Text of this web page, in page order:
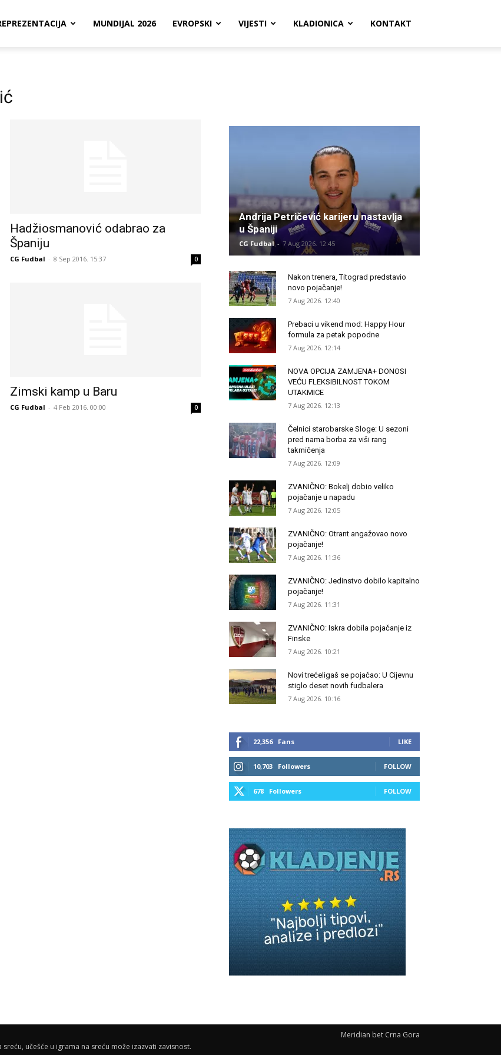
MUNDIJAL 2026 EVROPSKI VIJESTI KLADIONICA KONTAKT
Hadžiosmanović odabrao za
Španiju
CG Fudbal - 8 Sep 2016. 15:37 0
Zimski kamp u Baru
CG Fudbal - 4 Feb 2016. 00:00 0
Andrija Petričević karijeru nastavlja
u Španiji
CG Fudbal - 7 Aug 2026. 12:45
Nakon trenera, Titograd predstavio
novo pojačanje!
7 Aug 2026. 12:40
Prebaci u vikend mod: Happy Hour
formula za petak popodne
7 Aug 2026. 12:14
NOVA OPCIJA ZAMJENA+ DONOSI
VEĆU FLEKSIBILNOST TOKOM
UTAKMICE
7 Aug 2026. 12:13
Čelnici starobarske Sloge: U sezoni
pred nama borba za viši rang
takmičenja
7 Aug 2026. 12:09
ZVANIČNO: Bokelj dobio veliko
pojačanje u napadu
7 Aug 2026. 12:05
ZVANIČNO: Otrant angažovao novo
pojačanje!
7 Aug 2026. 11:36
ZVANIČNO: Jedinstvo dobilo kapitalno
pojačanje!
7 Aug 2026. 11:31
ZVANIČNO: Iskra dobila pojačanje iz
Finske
7 Aug 2026. 10:21
Novi trećeligaš se pojačao: U Cijevnu
stiglo deset novih fudbalera
7 Aug 2026. 10:16
22,356 Fans LIKE
10,703 Followers FOLLOW
678 Followers FOLLOW
Meridian bet Crna Gora
učešće u igrama na sreću može izazvati zavisnost.